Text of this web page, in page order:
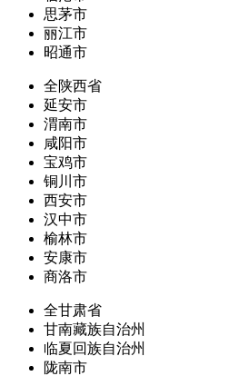
思茅市
丽江市
昭通市
全陕西省
延安市
渭南市
咸阳市
宝鸡市
铜川市
西安市
汉中市
榆林市
安康市
商洛市
全甘肃省
甘南藏族自治州
临夏回族自治州
陇南市